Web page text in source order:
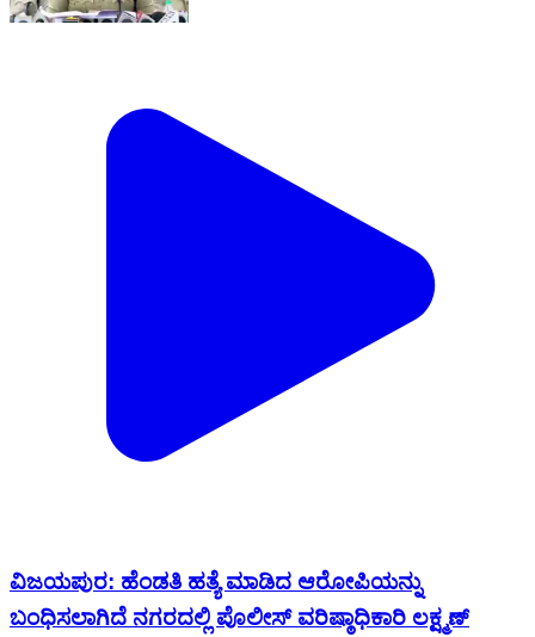
ವಿಜಯಪುರ: ಹೆಂಡತಿ ಹತ್ಯೆ ಮಾಡಿದ ಆರೋಪಿಯನ್ನು
ಬಂಧಿಸಲಾಗಿದೆ ನಗರದಲ್ಲಿ ಪೊಲೀಸ್ ವರಿಷ್ಠಾಧಿಕಾರಿ ಲಕ್ಷ್ಮಣ್